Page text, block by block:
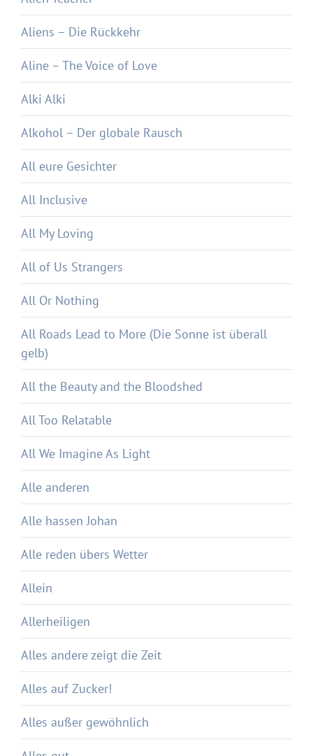
Aliens – Die Rückkehr
Aline – The Voice of Love
Alki Alki
Alkohol – Der globale Rausch
All eure Gesichter
All Inclusive
All My Loving
All of Us Strangers
All Or Nothing
All Roads Lead to More (Die Sonne ist überall
gelb)
All the Beauty and the Bloodshed
All Too Relatable
All We Imagine As Light
Alle anderen
Alle hassen Johan
Alle reden übers Wetter
Allein
Allerheiligen
Alles andere zeigt die Zeit
Alles auf Zucker!
Alles außer gewöhnlich